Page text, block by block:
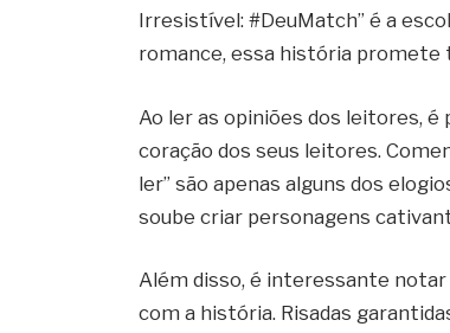
Irresistível: #DeuMatch” é a
romance, essa história promete
Ao ler as opiniões dos leitores,
coração dos seus leitores.
ler” são apenas alguns dos
soube criar personagens
Além disso, é interessante
com a história. Risadas